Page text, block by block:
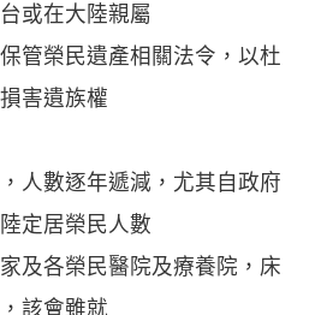
或在大陸親屬
管榮民遺產相關法令，以杜
害遺族權
數逐年遞減，尤其自政府
定居榮民人數
及各榮民醫院及療養院，床
該會雖就